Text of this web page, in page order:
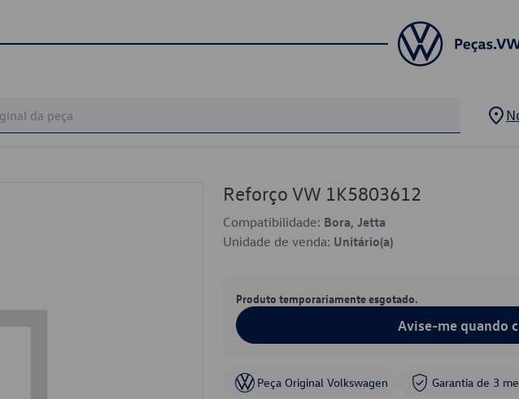
Reforço VW 1K5803612
Compatibilidade: Bora, Jetta
Unidade de venda: Unitário(a)
Produto temporariamente esgotado.
Avise-me quando
Peça Original Volkswagen Garantia de 3